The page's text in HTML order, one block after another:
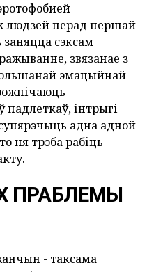
людзей перад першай
сэксам
звязанае з
эмацыйнай
падлеткаў, інтрыгі
адна адной
ня трэба рабіць
ПРАБЛЕМЫ
- таксама